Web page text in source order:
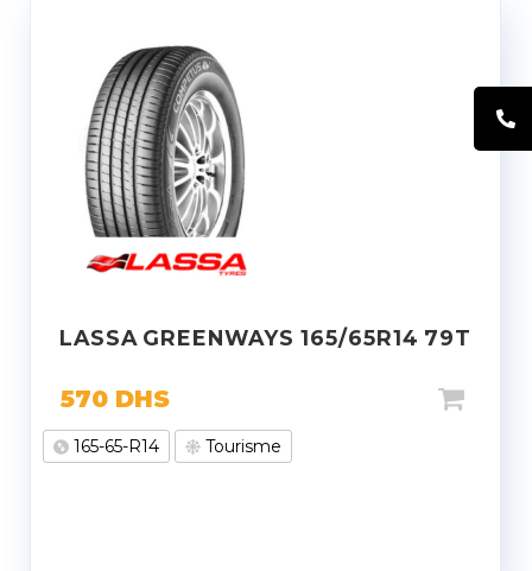
LASSA GREENWAYS 165/65R14 79T
570 DHS
165-65-R14 Tourisme